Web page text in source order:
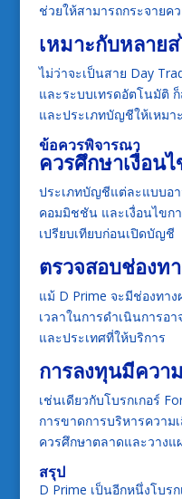
ช่วยให้สามารถกระจายค
เหมาะกับหลาย
ไม่ว่าจะเป็นสาย Day
และระบบเทรดอัตโนมัติ
และประเภทบัญชีให้เหมา
ข้อควรพิจารณา
ควรศึกษาเงื่อน
ประเภทบัญชีแต่ละแบบอา
คอมมิชชัน และเงื่อนไขก
เปรียบเทียบก่อนเปิดบัญชี
ตรวจสอบช่องท
แม้ D Prime จะมีช่องทา
เวลาในการดำเนินการอ
และประเทศที่ให้บริการ
การลงทุนมีควา
เช่นเดียวกับโบรกเกอร์
การขาดการบริหารความ
ควรศึกษาตลาดและวางแ
สรุป
D Prime เป็นอีกหนึ่งโบร